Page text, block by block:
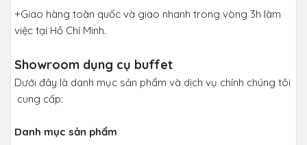
+Giao hàng toàn quốc và giao nhanh trong vòng 3h làm
việc tại Hồ Chí Minh.
Showroom dụng cụ buffet
Dưới đây là danh mục sản phẩm và dịch vụ chính chúng tôi
cung cấp:
Danh mục sản phẩm